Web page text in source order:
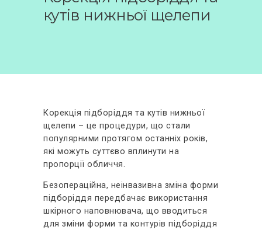
кутів нижньої щелепи
ВІДГУКИ
КОНТАКТИ
Корекція підборіддя та кутів нижньої
щелепи – це процедури, що стали
популярними протягом останніх років,
які можуть суттєво вплинути на
пропорції обличчя.
Безопераційна, неінвазивна зміна форми
підборіддя передбачає використання
шкірного наповнювача, що вводиться
для зміни форми та контурів підборіддя